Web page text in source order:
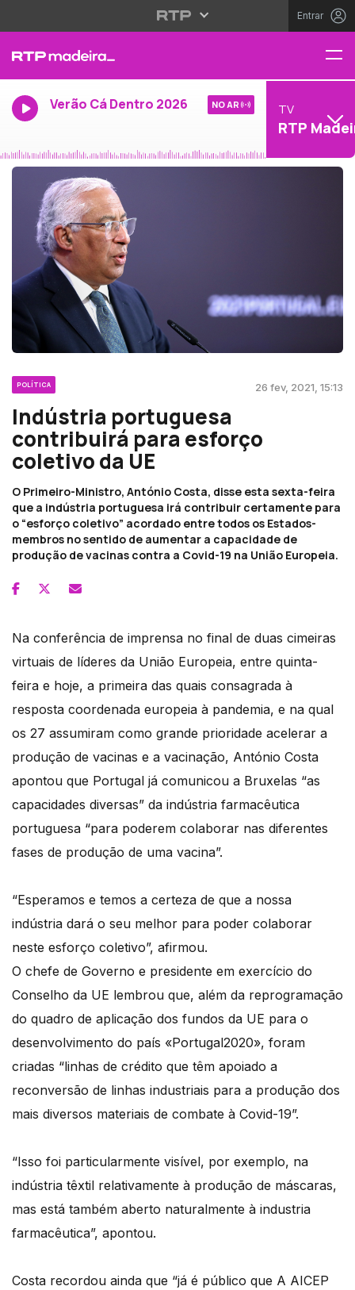
Entrar
Verão Cá Dentro 2026 NO AR TV
RTP
POLÍTICA 26 fev, 2021, 15:13
Indústria portuguesa
contribuirá para esforço
coletivo da UE
O Primeiro-Ministro, António Costa, disse esta sexta-feira
que a indústria portuguesa irá contribuir certamente para
o “esforço coletivo” acordado entre todos os Estados-
membros no sentido de aumentar a capacidade de
produção de vacinas contra a Covid-19 na União Europeia.
Na conferência de imprensa no final de duas cimeiras
virtuais de líderes da União Europeia, entre quinta-
feira e hoje, a primeira das quais consagrada à
resposta coordenada europeia à pandemia, e na qual
os 27 assumiram como grande prioridade acelerar a
produção de vacinas e a vacinação, António Costa
apontou que Portugal já comunicou a Bruxelas “as
capacidades diversas” da indústria farmacêutica
portuguesa “para poderem colaborar nas diferentes
fases de produção de uma vacina”.
“Esperamos e temos a certeza de que a nossa
indústria dará o seu melhor para poder colaborar
neste esforço coletivo”, afirmou.
O chefe de Governo e presidente em exercício do
Conselho da UE lembrou que, além da reprogramação
do quadro de aplicação dos fundos da UE para o
desenvolvimento do país «Portugal2020», foram
criadas “linhas de crédito que têm apoiado a
reconversão de linhas industriais para a produção dos
mais diversos materiais de combate à Covid-19”.
“Isso foi particularmente visível, por exemplo, na
indústria têxtil relativamente à produção de máscaras,
mas está também aberto naturalmente à industria
farmacêutica”, apontou.
Costa recordou ainda que “já é público que A AICEP